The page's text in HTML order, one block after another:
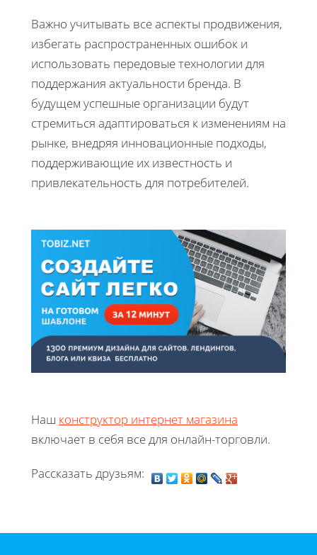
Важно учитывать все аспекты продвижения,
избегать распространенных ошибок и
использовать передовые технологии для
поддержания актуальности бренда. В
будущем успешные организации будут
стремиться адаптироваться к изменениям на
рынке, внедряя инновационные подходы,
поддерживающие их известность и
привлекательность для потребителей.
Наш конструктор интернет магазина
включает в себя все для онлайн-торговли.
Рассказать друзьям: